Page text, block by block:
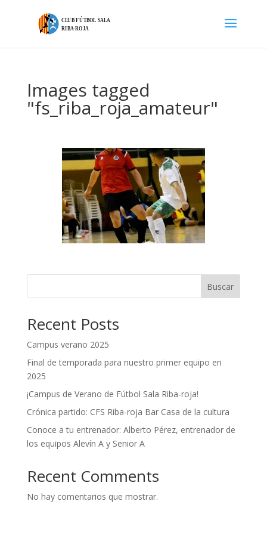
Images tagged
"fs_riba_roja_amateur"
Buscar
Recent Posts
Campus verano 2025
Final de temporada para nuestro primer equipo en
2025
¡Campus de Verano de Fútbol Sala Riba-roja!
Crónica partido: CFS Riba-roja Bar Casa de la cultura
Conoce a tu entrenador: Alberto Pérez, entrenador de
los equipos Alevín A y Senior A
Recent Comments
No hay comentarios que mostrar.